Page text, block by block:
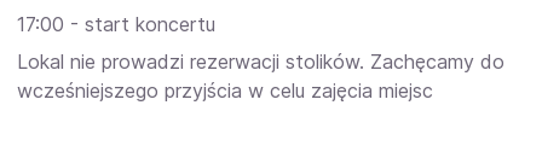
17:00 - start koncertu
Lokal nie prowadzi rezerwacji stolików. Zachęcamy do
wcześniejszego przyjścia w celu zajęcia miejsc